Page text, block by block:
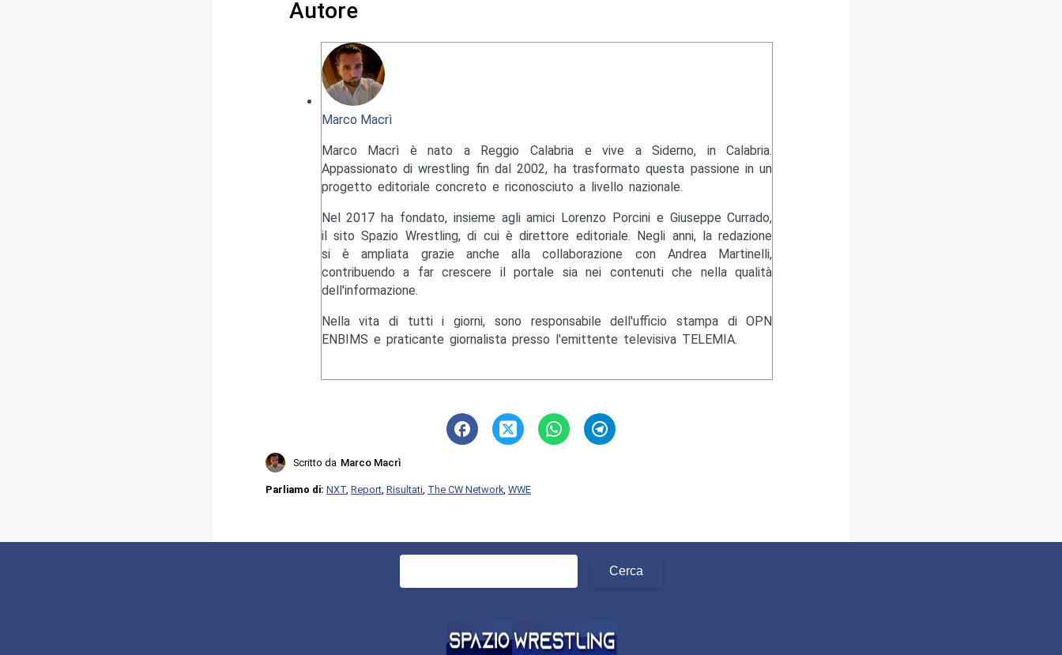
Autore
Marco Macrì
Marco Macrì è nato a Reggio Calabria e vive a Siderno, in Calabria.
Appassionato di wrestling fin dal 2002, ha trasformato questa passione in un
progetto editoriale concreto e riconosciuto a livello nazionale.
Nel 2017 ha fondato, insieme agli amici Lorenzo Porcini e Giuseppe Currado,
il sito Spazio Wrestling, di cui è direttore editoriale. Negli anni, la redazione
si è ampliata grazie anche alla collaborazione con Andrea Martinelli,
contribuendo a far crescere il portale sia nei contenuti che nella qualità
dell'informazione.
Nella vita di tutti i giorni, sono responsabile dell'ufficio stampa di OPN
ENBIMS e praticante giornalista presso l'emittente televisiva TELEMIA.
Scritto da Marco Macrì
Parliamo di: NXT Report Risultati The CW Network WWE
Ricerca